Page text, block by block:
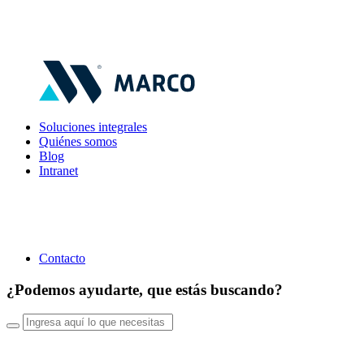
Soluciones integrales
Quiénes somos
Blog
Intranet
Contacto
¿Podemos ayudarte, que estás buscando?